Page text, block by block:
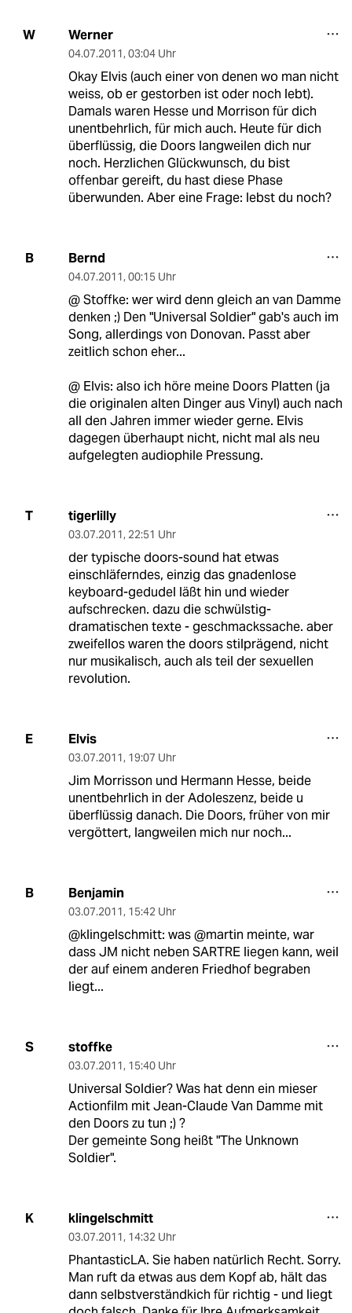
W Werner
04.07.2011, 03:04 Uhr
Okay Elvis (auch einer von denen wo man nicht
weiss, ob er gestorben ist oder noch lebt).
Damals waren Hesse und Morrison für dich
unentbehrlich, für mich auch. Heute für dich
überflüssig, die Doors langweilen dich nur
noch. Herzlichen Glückwunsch, du bist
offenbar gereift, du hast diese Phase
überwunden. Aber eine Frage: lebst du noch?
B Bernd
04.07.2011, 00:15 Uhr
@ Stoffke: wer wird denn gleich an van Damme
denken ;) Den "Universal Soldier" gab's auch im
Song, allerdings von Donovan. Passt aber
zeitlich schon eher...
@ Elvis: also ich höre meine Doors Platten (ja
die originalen alten Dinger aus Vinyl) auch nach
all den Jahren immer wieder gerne. Elvis
dagegen überhaupt nicht, nicht mal als neu
aufgelegten audiophile Pressung.
T tigerlilly
03.07.2011, 22:51 Uhr
der typische doors-sound hat etwas
einschläferndes, einzig das gnadenlose
keyboard-gedudel läßt hin und wieder
aufschrecken. dazu die schwülstig-
dramatischen texte - geschmackssache. aber
zweifellos waren the doors stilprägend, nicht
nur musikalisch, auch als teil der sexuellen
revolution.
E Elvis
03.07.2011, 19:07 Uhr
Jim Morrisson und Hermann Hesse, beide
unentbehrlich in der Adoleszenz, beide u
überflüssig danach. Die Doors, früher von mir
vergöttert, langweilen mich nur noch...
B Benjamin
03.07.2011, 15:42 Uhr
@klingelschmitt: was @martin meinte, war
dass JM nicht neben SARTRE liegen kann, weil
der auf einem anderen Friedhof begraben
liegt...
S stoffke
03.07.2011, 15:40 Uhr
Universal Soldier? Was hat denn ein mieser
Actionfilm mit Jean-Claude Van Damme mit
den Doors zu tun ;) ?
Der gemeinte Song heißt "The Unknown
Soldier".
K klingelschmitt
03.07.2011, 14:32 Uhr
PhantasticLA. Sie haben natürlich Recht. Sorry.
Man ruft da etwas aus dem Kopf ab, hält das
dann selbstverständkich für richtig - und liegt